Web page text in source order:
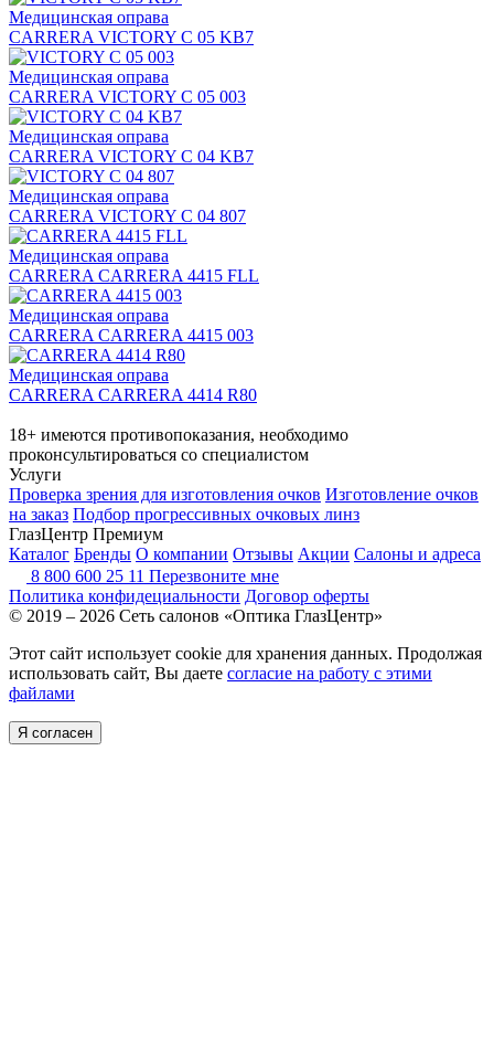
Медицинская оправа
CARRERA VICTORY C 05 KB7
Медицинская оправа
CARRERA VICTORY C 05 003
Медицинская оправа
CARRERA VICTORY C 04 KB7
Медицинская оправа
CARRERA VICTORY C 04 807
Медицинская оправа
CARRERA CARRERA 4415 FLL
Медицинская оправа
CARRERA CARRERA 4415 003
Медицинская оправа
CARRERA CARRERA 4414 R80
18+ имеются противопоказания, необходимо
проконсультироваться со специалистом
Услуги
Проверка зрения для изготовления очков Изготовление очков
на заказ Подбор прогрессивных очковых линз
ГлазЦентр Премиум
Каталог Бренды О компании Отзывы Акции Салоны и адреса
8 800 600 25 11 Перезвоните мне
Политика конфидециальности Договор оферты
© 2019 – 2026 Сеть салонов «Оптика ГлазЦентр»
Этот сайт использует cookie для хранения данных. Продолжая
использовать сайт, Вы даете согласие на работу с этими
файлами
Я согласен